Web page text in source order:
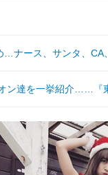
…ナース、サンタ、CA
ン達を一挙紹介……『